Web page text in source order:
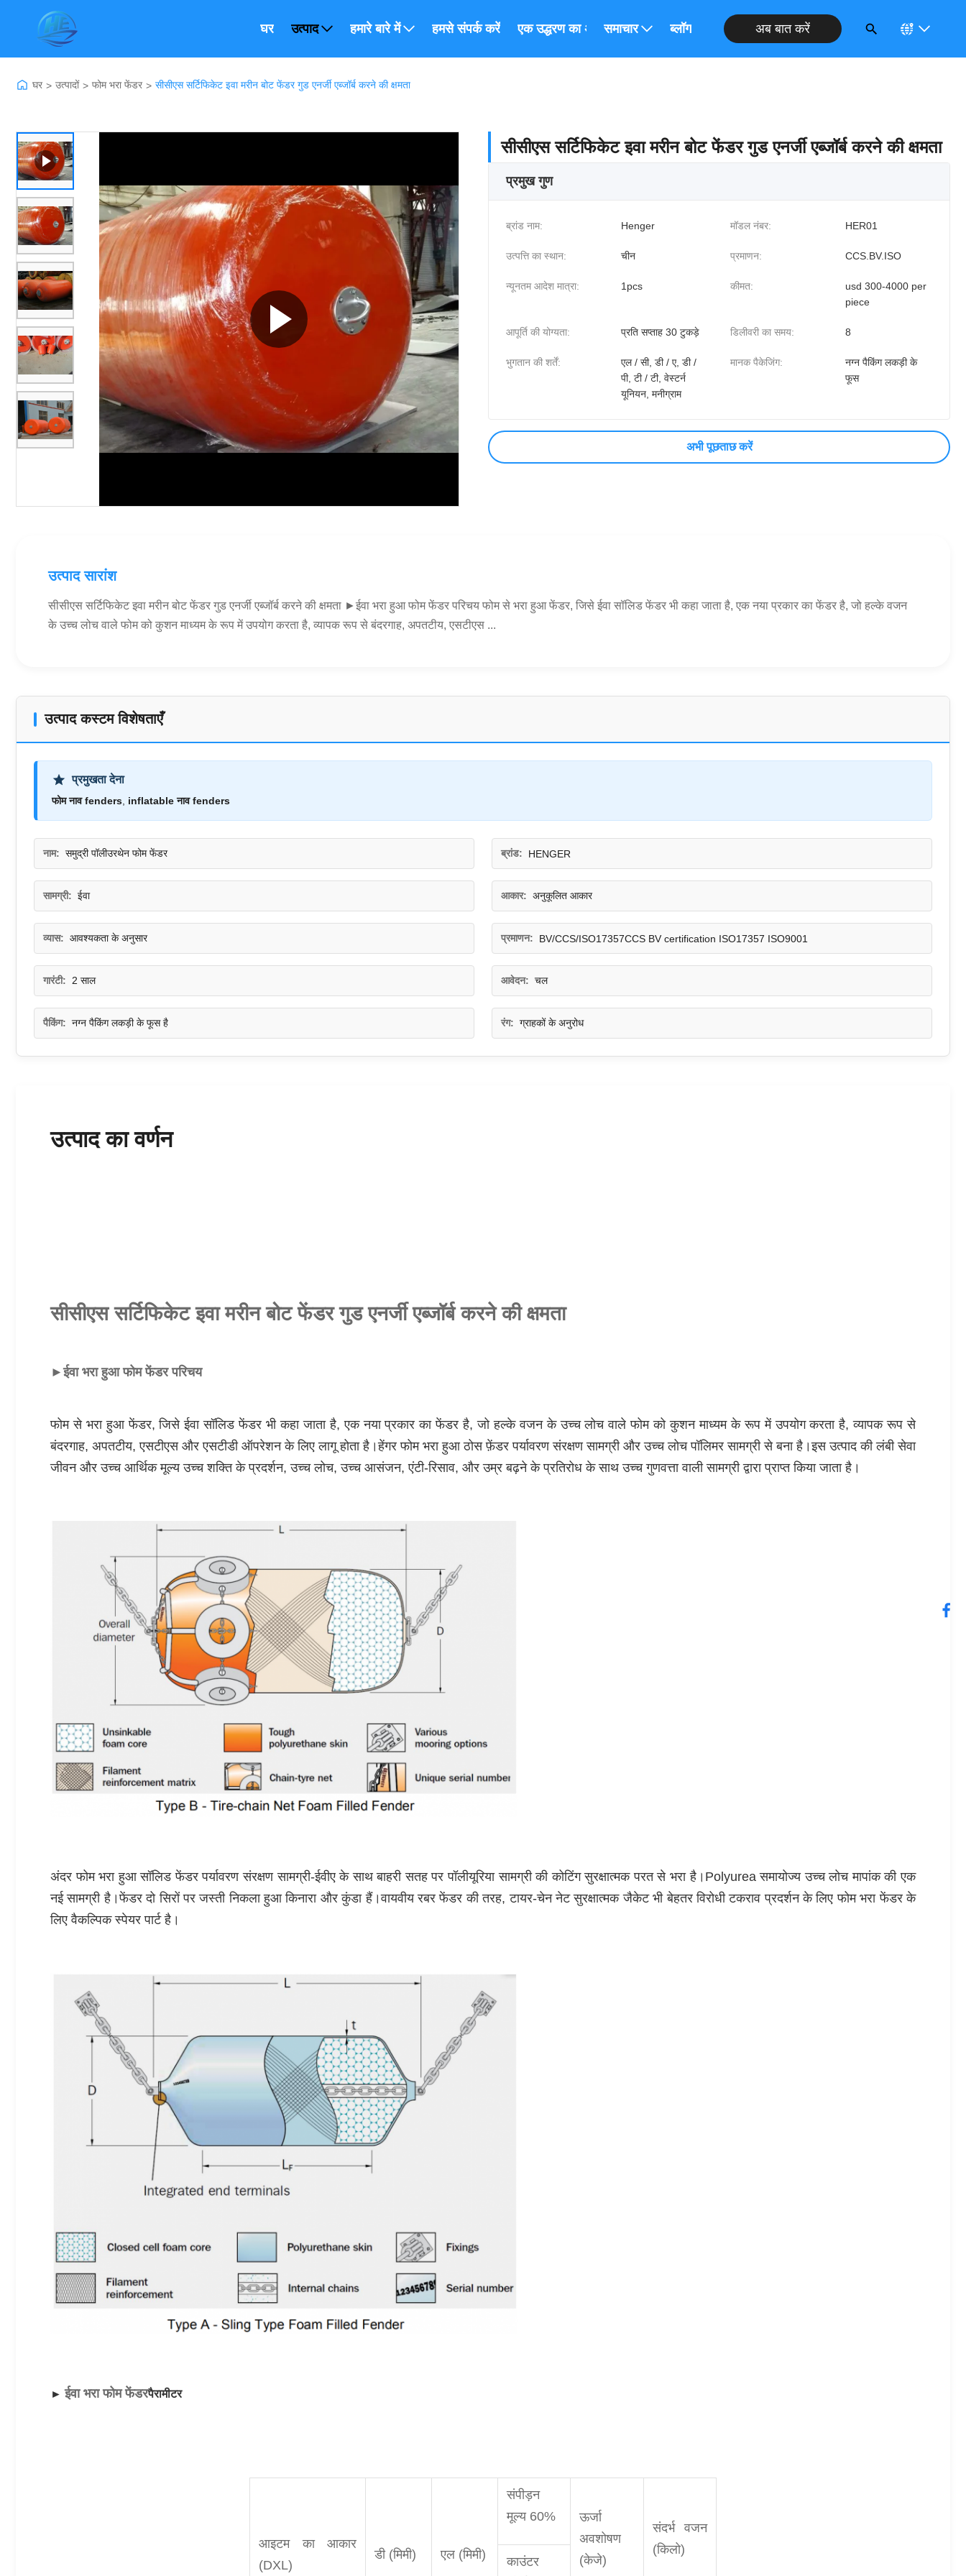
घर उत्पाद हमारे बारे में हमसे संपर्क करें एक उद्धरण का अनुरोध करें
समाचार ब्लॉग अब बात करें
घर > उत्पादों > फोम भरा फेंडर > सीसीएस सर्टिफिकेट इवा मरीन बोट फेंडर गुड एनर्जी एब्जॉर्ब करने की क्षमता
सीसीएस सर्टिफिकेट इवा मरीन बोट फेंडर गुड एनर्जी एब्जॉर्ब करने की क्षमता
प्रमुख गुण
ब्रांड नाम: Henger मॉडल नंबर: HER01
उत्पत्ति का स्थान: चीन प्रमाणन: CCS.BV.ISO
न्यूनतम आदेश मात्रा: 1pcs कीमत:
usd 300-4000 per
piece
आपूर्ति की योग्यता: प्रति सप्ताह 30 टुकड़े डिलीवरी का समय: 8
भुगतान की शर्तें:
एल / सी, डी / ए, डी /
पी, टी / टी, वेस्टर्न
यूनियन, मनीग्राम
मानक पैकेजिंग:
नग्न पैकिंग लकड़ी के
फूस
अभी पूछताछ करें
उत्पाद सारांश
सीसीएस सर्टिफिकेट इवा मरीन बोट फेंडर गुड एनर्जी एब्जॉर्ब करने की क्षमता ►ईवा भरा हुआ फोम फेंडर परिचय फोम से भरा हुआ फेंडर, जिसे ईवा सॉलिड फेंडर भी कहा जाता है, एक नया प्रकार का फेंडर है, जो हल्के वजन
के उच्च लोच वाले फोम को कुशन माध्यम के रूप में उपयोग करता है, व्यापक रूप से बंदरगाह, अपतटीय, एसटीएस ...
उत्पाद कस्टम विशेषताएँ
प्रमुखता देना
फोम नाव fenders inflatable नाव fenders
नाम: समुद्री पॉलीउरथेन फोम फेंडर ब्रांड: HENGER
सामग्री: ईवा आकार: अनुकूलित आकार
व्यास: आवश्यकता के अनुसार प्रमाणन: BV/CCS/ISO17357CCS BV certification ISO17357 ISO9001
गारंटी: 2 साल आवेदन: चल
पैकिंग: नग्न पैकिंग लकड़ी के फूस है रंग: ग्राहकों के अनुरोध
उत्पाद का वर्णन
सीसीएस सर्टिफिकेट इवा मरीन बोट फेंडर गुड एनर्जी एब्जॉर्ब करने की क्षमता
►ईवा भरा हुआ फोम फेंडर परिचय
फोम से भरा हुआ फेंडर, जिसे ईवा सॉलिड फेंडर भी कहा जाता है, एक नया प्रकार का फेंडर है, जो हल्के वजन के उच्च लोच वाले फोम को कुशन माध्यम के रूप में उपयोग करता है, व्यापक रूप से
बंदरगाह, अपतटीय, एसटीएस और एसटीडी ऑपरेशन के लिए लागू होता है।हेंगर फोम भरा हुआ ठोस फ़ेंडर पर्यावरण संरक्षण सामग्री और उच्च लोच पॉलिमर सामग्री से बना है।इस उत्पाद की लंबी सेवा
जीवन और उच्च आर्थिक मूल्य उच्च शक्ति के प्रदर्शन, उच्च लोच, उच्च आसंजन, एंटी-रिसाव, और उम्र बढ़ने के प्रतिरोध के साथ उच्च गुणवत्ता वाली सामग्री द्वारा प्राप्त किया जाता है।
अंदर फोम भरा हुआ सॉलिड फेंडर पर्यावरण संरक्षण सामग्री-ईवीए के साथ बाहरी सतह पर पॉलीयूरिया सामग्री की कोटिंग सुरक्षात्मक परत से भरा है।Polyurea समायोज्य उच्च लोच मापांक की एक
नई सामग्री है।फेंडर दो सिरों पर जस्ती निकला हुआ किनारा और कुंडा हैं।वायवीय रबर फेंडर की तरह, टायर-चेन नेट सुरक्षात्मक जैकेट भी बेहतर विरोधी टकराव प्रदर्शन के लिए फोम भरा फेंडर के
लिए वैकल्पिक स्पेयर पार्ट है।
► ईवा भरा फोम फेंडरपैरामीटर
आइटम का आकार
(DXL)
डी (मिमी) एल (मिमी)
संपीड़न
मूल्य 60%
ऊर्जा
अवशोषण
(केजे)
संदर्भ वजन
(किलो)
काउंटर